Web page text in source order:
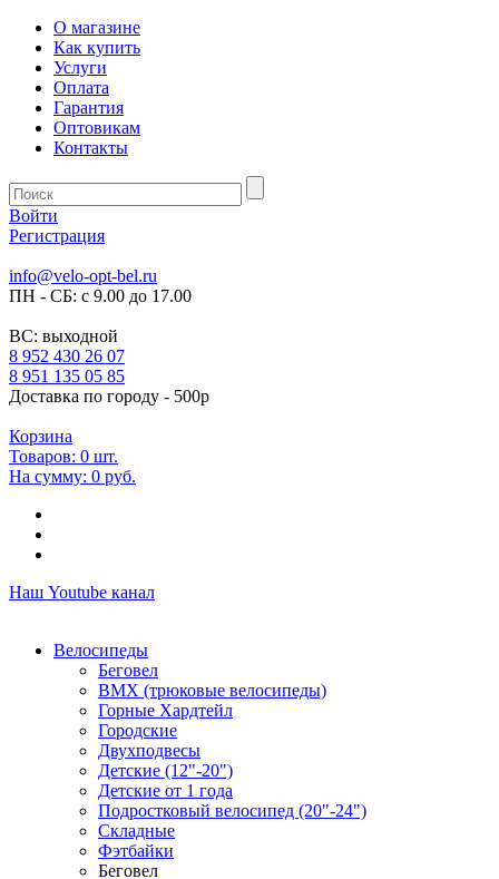
О магазине
Как купить
Услуги
Оплата
Гарантия
Оптовикам
Контакты
Войти
Регистрация
info@velo-opt-bel.ru
ПН - СБ: с 9.00 до 17.00
ВС: выходной
8 952 430 26 07
8 951 135 05 85
Доставка по городу - 500р
Корзина
Товаров: 0 шт.
На сумму: 0 руб.
Наш Youtube канал
Велосипеды
Беговел
ВМХ (трюковые велосипеды)
Горные Хардтейл
Городские
Двухподвесы
Детские (12"-20")
Детские от 1 года
Подростковый велосипед (20"-24")
Складные
Фэтбайки
Беговел